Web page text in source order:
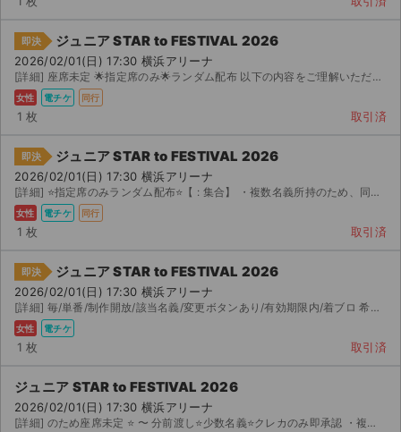
即決 ジュニア STAR to FESTIVAL 2026
2026/02/01(日) 17:30 横浜アリーナ
[詳細] 座席未定 🌟指定席のみ🌟ランダム配布 以下の内容をご理解いただける方でお願いします。 ・当日...
女性 電チケ 同行
1 枚 取引済
即決 ジュニア STAR to FESTIVAL 2026
2026/02/01(日) 17:30 横浜アリーナ
[詳細] ⭐️指定席のみランダム配布⭐️【 : 集合】 ・複数名義所持のため、同時入場後チケットを全...
女性 電チケ 同行
1 枚 取引済
即決 ジュニア STAR to FESTIVAL 2026
2026/02/01(日) 17:30 横浜アリーナ
[詳細] 毎/単番/制作開放/該当名義/変更ボタンあり/有効期限内/着ブロ 希望なし/下 桁提示可能...
女性 電チケ
1 枚 取引済
ジュニア STAR to FESTIVAL 2026
2026/02/01(日) 17:30 横浜アリーナ
[詳細] のため座席未定 ⭐️ 〜 分前渡し⭐️少数名義⭐️クレカのみ即承認 ・複数名義ランダム...